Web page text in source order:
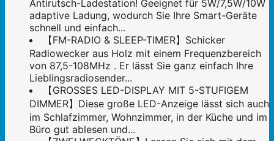
Antirutsch-Ladestation! Geeignet für 5W/7,5W/10W
adaptive Ladung, wodurch Sie Ihre Smart-Geräte
schnell und einfach...
【FM-RADIO & SLEEP-TIMER】Schicker
Radiowecker aus Holz mit einem Frequenzbereich
von 87,5-108MHz . Er lässt Sie ganz einfach Ihre
Lieblingsradiosender...
【GROSSES LED-DISPLAY MIT 5-STUFIGEM
DIMMER】Diese große LED-Anzeige lässt sich auch
im Schlafzimmer, Wohnzimmer, in der Küche und im
Büro gut ablesen und...